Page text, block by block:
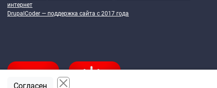
интернет
DrupalCoder — поддержка сайта c 2017 года
Согласен